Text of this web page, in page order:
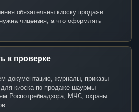
обязательны киоску продажи
лицензия, а что оформлять
к проверке
документацию, журналы, приказы
для киоска по продаже шаурмы
Роспотребнадзора, МЧС, охраны